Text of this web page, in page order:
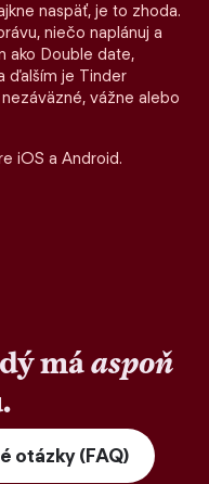
naspäť, je to zhoda.
niečo naplánuj a
ako Double date,
ďalším je Tinder
vážne alebo
iOS a Android.
máaspoň
otázky (FAQ)